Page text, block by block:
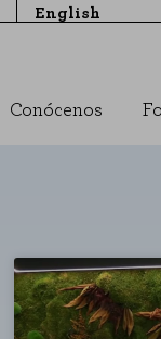
English
Conócenos